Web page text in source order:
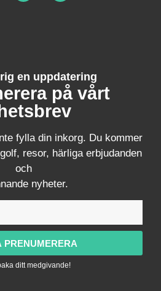
en uppdatering
på vårt
fylla din inkorg. Du kommer
resor, härliga erbjudanden
och
nyheter.
PRENUMERERA
ditt medgivande!